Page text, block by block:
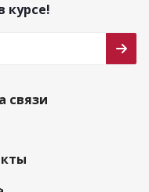
курсе!
связи